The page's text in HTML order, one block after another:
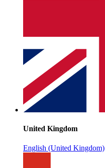
United Kingdom
English (United Kingdom)